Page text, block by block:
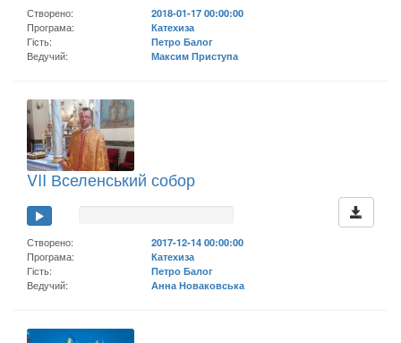
Створено:
2018-01-17 00:00:00
Програма:
Катехиза
Гість:
Петро Балог
Ведучий:
Максим Приступа
VII Вселенський собор
Створено:
2017-12-14 00:00:00
Програма:
Катехиза
Гість:
Петро Балог
Ведучий:
Анна Новаковська